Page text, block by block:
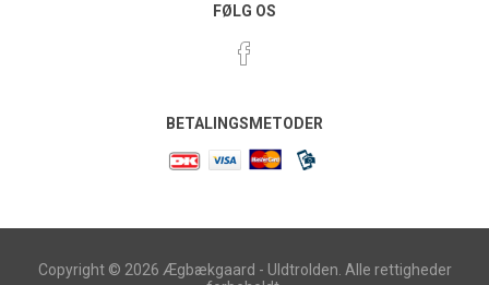
FØLG OS
BETALINGSMETODER
Copyright © 2026 Ægbækgaard - Uldtrolden. Alle rettigheder